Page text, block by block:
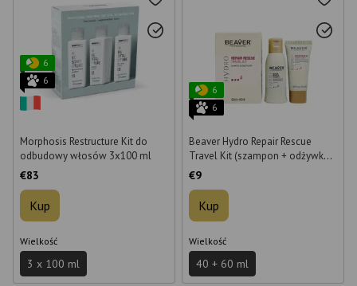
6
6
Morphosis Restructure Kit do
odbudowy włosów 3x100 ml
€83
Kup
Wielkość
3 x 100 ml
6
6
Beaver Hydro Repair Rescue
Travel Kit (szampon + odżywka),
60 ml + 40 ml
€9
Kup
Wielkość
40 + 60 ml